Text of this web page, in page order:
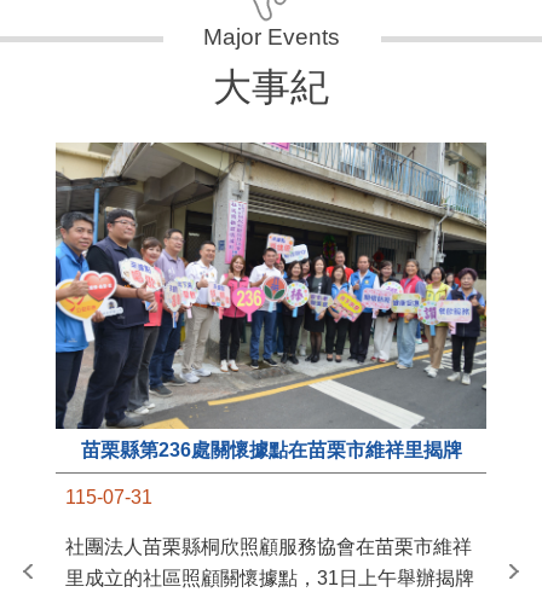
大事紀
苗栗縣第236處關懷據點在苗栗市維祥里揭牌
115-07-31
社團法人苗栗縣桐欣照顧服務協會在苗栗市維祥
里成立的社區照顧關懷據點，31日上午舉辦揭牌
苗